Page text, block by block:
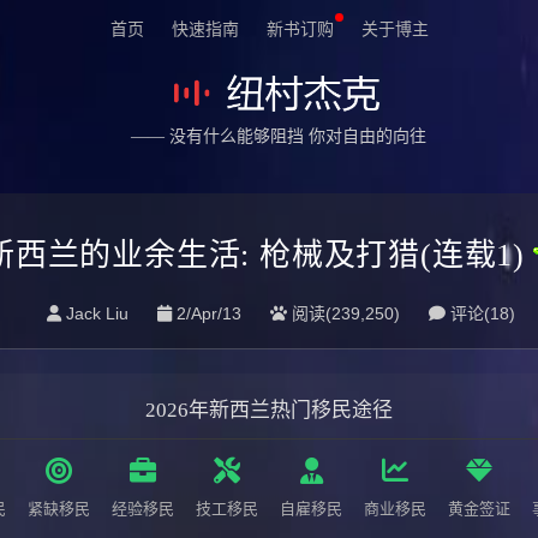
首页 快速指南 新书订购 关于博主
—— 没有什么能够阻挡 你对自由的向往
西兰的业余生活: 枪械及打猎(连载1)
Jack Liu 2/Apr/13 阅读(239,250) 评论(18)
2026年新西兰热门移民途径
紧缺移民 经验移民 技工移民 自雇移民 商业移民 黄金签证